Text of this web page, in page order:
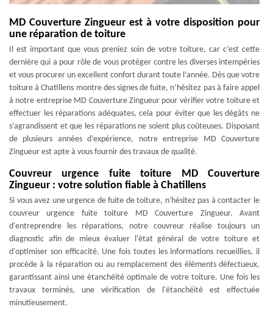
MD Couverture Zingueur est à votre disposition pour
une réparation de toiture
Il est important que vous preniez soin de votre toiture, car c’est cette
dernière qui a pour rôle de vous protéger contre les diverses intempéries
et vous procurer un excellent confort durant toute l’année. Dès que votre
toiture à Chatillens montre des signes de fuite, n’hésitez pas à faire appel
à notre entreprise MD Couverture Zingueur pour vérifier votre toiture et
effectuer les réparations adéquates, cela pour éviter que les dégâts ne
s’agrandissent et que les réparations ne soient plus coûteuses. Disposant
de plusieurs années d’expérience, notre entreprise MD Couverture
Zingueur est apte à vous fournir des travaux de qualité.
Couvreur urgence fuite toiture MD Couverture
Zingueur : votre solution fiable à Chatillens
Si vous avez une urgence de fuite de toiture, n'hésitez pas à contacter le
couvreur urgence fuite toiture MD Couverture Zingueur. Avant
d'entreprendre les réparations, notre couvreur réalise toujours un
diagnostic afin de mieux évaluer l'état général de votre toiture et
d'optimiser son efficacité. Une fois toutes les informations recueillies, il
procède à la réparation ou au remplacement des éléments défectueux,
garantissant ainsi une étanchéité optimale de votre toiture. Une fois les
travaux terminés, une vérification de l'étanchéité est effectuée
minutieusement.